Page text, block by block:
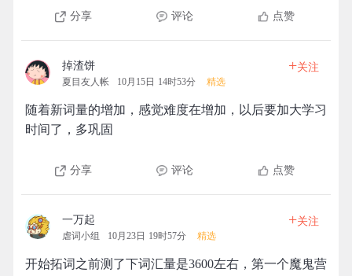
分享 评论 点赞
掉渣饼
夏目友人帐 10月15日 14时53分 精选
+关注
随着新词量的增加，感觉难度在增加，以后要加大学习
时间了，多巩固
分享 评论 点赞
一万起
虐词小组 10月23日 19时57分 精选
+关注
开始拓词之前测了下词汇量是3600左右，第一个魔鬼营